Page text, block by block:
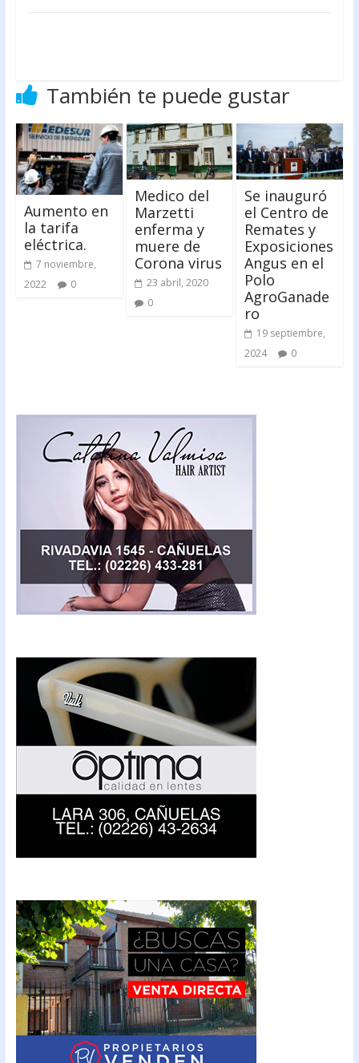
También te puede gustar
Aumento en
la tarifa
eléctrica.
7 noviembre,
2022
0
Medico del
Marzetti
enferma y
muere de
Corona virus
23 abril, 2020
0
Se inauguró
el Centro de
Remates y
Exposiciones
Angus en el
Polo
AgroGanade
ro
19 septiembre,
2024
0